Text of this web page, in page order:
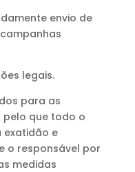
envio de
legais.
para as
pelo que todo o
exatidão e
o responsável por
medidas